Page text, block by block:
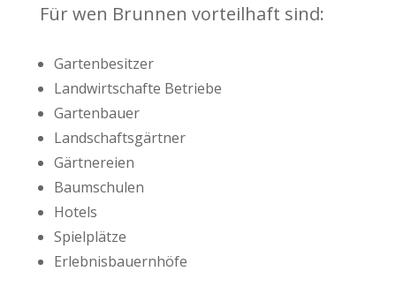
Für wen Brunnen vorteilhaft sind:
Gartenbesitzer
Landwirtschafte Betriebe
Gartenbauer
Landschaftsgärtner
Gärtnereien
Baumschulen
Hotels
Spielplätze
Erlebnisbauernhöfe